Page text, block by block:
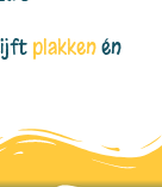
plakkenén